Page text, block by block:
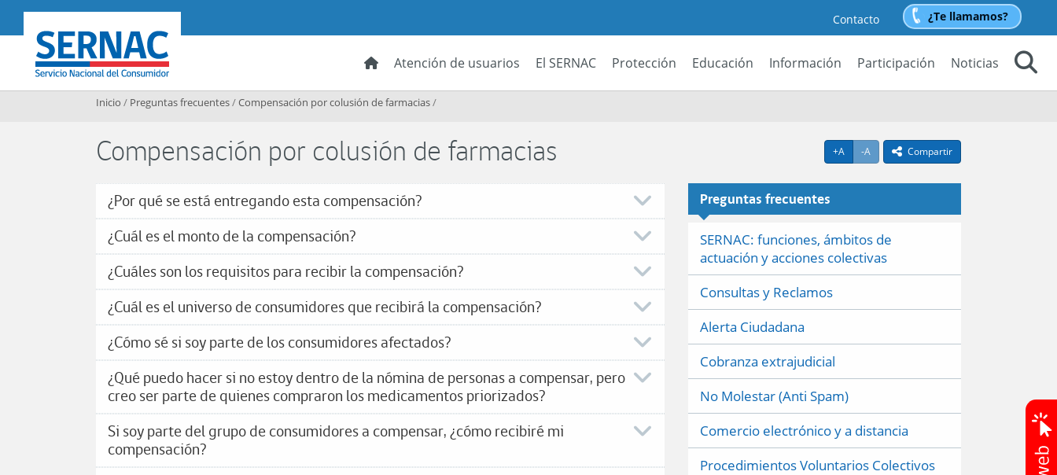
SERNAC
Contacto ¿Te llamamos?
Atención de usuarios El SERNAC Protección Educación Información Participación
Noticias
Inicio / Preguntas frecuentes/Compensación por colusión de farmacias/
+AAgrandar texto
-AAchicar textoicono compartir
Compartir
Compensación por colusión de farmacias
¿Por qué se está entregando esta compensación?
¿Cuál es el monto de la compensación?
¿Cuáles son los requisitos para recibir la compensación?
¿Cuál es el universo de consumidores que recibirá la compensación?
¿Cómo sé si soy parte de los consumidores afectados?
¿Qué puedo hacer si no estoy dentro de la nómina de personas a compensar, pero
creo ser parte de quienes compraron los medicamentos priorizados?
Si soy parte del grupo de consumidores a compensar, ¿cómo recibiré mi
compensación?
Preguntas frecuentes
SERNAC: funciones, ámbitos de
actuación y acciones colectivas
Consultas y Reclamos
Alerta Ciudadana
Cobranza extrajudicial
No Molestar (Anti Spam)
Comercio electrónico y a distancia
Procedimientos Voluntarios Colectivos